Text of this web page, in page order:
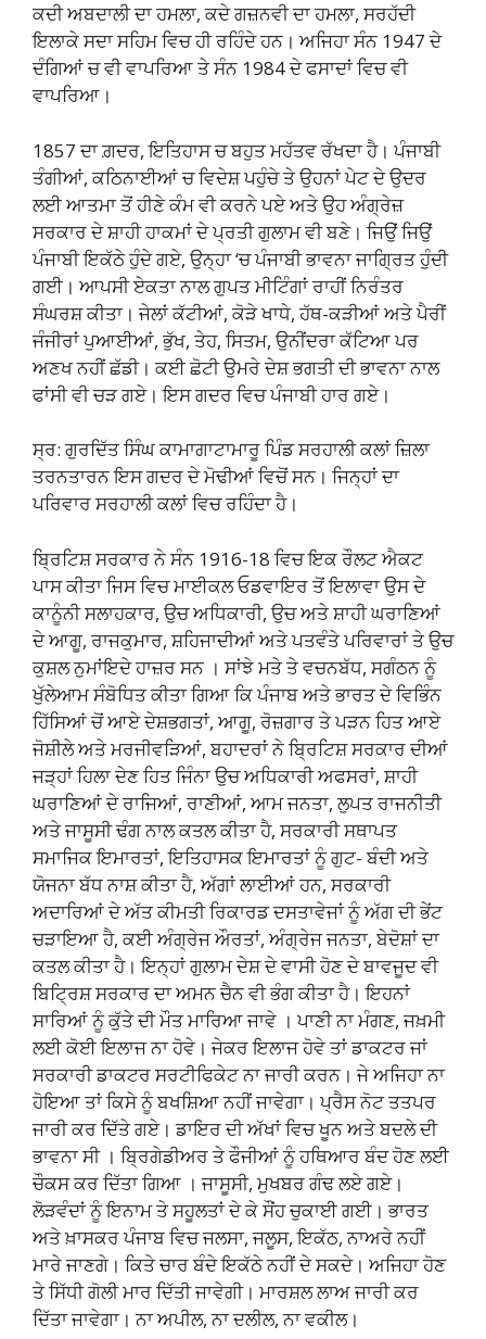
ਕਦੀ ਅਬਦਾਲੀ ਦਾ ਹਮਲਾ, ਕਦੇ ਗਜ਼ਨਵੀ ਦਾ ਹਮਲਾ, ਸਰਹੱਦੀ
ਇਲਾਕੇ ਸਦਾ ਸਹਿਮ ਵਿਚ ਹੀ ਰਹਿੰਦੇ ਹਨ। ਅਜਿਹਾ ਸੰਨ 1947 ਦੇ
ਦੰਗਿਆਂ ਚ ਵੀ ਵਾਪਰਿਆ ਤੇ ਸੰਨ 1984 ਦੇ ਫਸਾਦਾਂ ਵਿਚ ਵੀ
ਵਾਪਰਿਆ।
1857 ਦਾ ਗ਼ਦਰ, ਇਤਿਹਾਸ ਚ ਬਹੁਤ ਮਹੱਤਵ ਰੱਖਦਾ ਹੈ। ਪੰਜਾਬੀ
ਤੰਗੀਆਂ, ਕਠਿਨਾਈਆਂ ਚ ਵਿਦੇਸ਼ ਪਹੁੰਚੇ ਤੇ ਉਹਨਾਂ ਪੇਟ ਦੇ ਉਦਰ
ਲਈ ਆਤਮਾ ਤੋਂ ਹੀਣੇ ਕੰਮ ਵੀ ਕਰਨੇ ਪਏ ਅਤੇ ਉਹ ਅੰਗ੍ਰੇਜ਼
ਸਰਕਾਰ ਦੇ ਸ਼ਾਹੀ ਹਾਕਮਾਂ ਦੇ ਪ੍ਰਤੀ ਗੁਲਾਮ ਵੀ ਬਣੇ। ਜਿਉਂ ਜਿਉਂ
ਪੰਜਾਬੀ ਇਕੱਠੇ ਹੁੰਦੇ ਗਏ, ਉਨ੍ਹਾ ‘ਚ ਪੰਜਾਬੀ ਭਾਵਨਾ ਜਾਗ੍ਰਿਤ ਹੁੰਦੀ
ਗਈ। ਆਪਸੀ ਏਕਤਾ ਨਾਲ ਗੁਪਤ ਮੀਟਿੰਗਾਂ ਰਾਹੀਂ ਨਿਰੰਤਰ
ਸੰਘਰਸ਼ ਕੀਤਾ। ਜੇਲਾਂ ਕੱਟੀਆਂ, ਕੋੜੇ ਖਾਧੇ, ਹੱਥ-ਕੜੀਆਂ ਅਤੇ ਪੈਰੀਂ
ਜੰਜੀਰਾਂ ਪੁਆਈਆਂ, ਭੁੱਖ, ਤੇਹ, ਸਿਤਮ, ਉਨੀਂਦਰਾ ਕੱਟਿਆ ਪਰ
ਅਣਖ ਨਹੀਂ ਛੱਡੀ। ਕਈ ਛੋਟੀ ਉਮਰੇ ਦੇਸ਼ ਭਗਤੀ ਦੀ ਭਾਵਨਾ ਨਾਲ
ਫਾਂਸੀ ਵੀ ਚੜ ਗਏ। ਇਸ ਗਦਰ ਵਿਚ ਪੰਜਾਬੀ ਹਾਰ ਗਏ।
ਸ੍ਰ: ਗੁਰਦਿੱਤ ਸਿੰਘ ਕਾਮਾਗਾਟਾਮਾਰੂ ਪਿੰਡ ਸਰਹਾਲੀ ਕਲਾਂ ਜ਼ਿਲਾ
ਤਰਨਤਾਰਨ ਇਸ ਗਦਰ ਦੇ ਮੋਢੀਆਂ ਵਿਚੋਂ ਸਨ। ਜਿਨ੍ਹਾਂ ਦਾ
ਪਰਿਵਾਰ ਸਰਹਾਲੀ ਕਲਾਂ ਵਿਚ ਰਹਿੰਦਾ ਹੈ।
ਬ੍ਰਿਟਿਸ਼ ਸਰਕਾਰ ਨੇ ਸੰਨ 1916-18 ਵਿਚ ਇਕ ਰੌਲਟ ਐਕਟ
ਪਾਸ ਕੀਤਾ ਜਿਸ ਵਿਚ ਮਾਈਕਲ ਓਡਵਾਇਰ ਤੋਂ ਇਲਾਵਾ ਉਸ ਦੇ
ਕਾਨੂੰਨੀ ਸਲਾਹਕਾਰ, ਉਚ ਅਧਿਕਾਰੀ, ਉਚ ਅਤੇ ਸ਼ਾਹੀ ਘਰਾਣਿਆਂ
ਦੇ ਆਗੂ, ਰਾਜਕੁਮਾਰ, ਸ਼ਹਿਜਾਦੀਆਂ ਅਤੇ ਪਤਵੰਤੇ ਪਰਿਵਾਰਾਂ ਤੇ ਉਚ
ਕੁਸ਼ਲ ਨੁਮਾਂਇਦੇ ਹਾਜ਼ਰ ਸਨ । ਸਾਂਝੇ ਮਤੇ ਤੇ ਵਚਨਬੱਧ, ਸਗੰਠਨ ਨੂੰ
ਖੁੱਲੇਆਮ ਸੰਬੋਧਿਤ ਕੀਤਾ ਗਿਆ ਕਿ ਪੰਜਾਬ ਅਤੇ ਭਾਰਤ ਦੇ ਵਿਭਿੰਨ
ਹਿੱਸਿਆਂ ਚੋਂ ਆਏ ਦੇਸ਼ਭਗਤਾਂ, ਆਗੂ, ਰੋਜ਼ਗਾਰ ਤੇ ਪੜਨ ਹਿਤ ਆਏ
ਜੋਸ਼ੀਲੇ ਅਤੇ ਮਰਜੀਵੜਿਆਂ, ਬਹਾਦਰਾਂ ਨੇ ਬ੍ਰਿਟਿਸ਼ ਸਰਕਾਰ ਦੀਆਂ
ਜੜ੍ਹਾਂ ਹਿਲਾ ਦੇਣ ਹਿਤ ਜਿੰਨਾ ਉਚ ਅਧਿਕਾਰੀ ਅਫਸਰਾਂ, ਸ਼ਾਹੀ
ਘਰਾਣਿਆਂ ਦੇ ਰਾਜਿਆਂ, ਰਾਣੀਆਂ, ਆਮ ਜਨਤਾ, ਲੁਪਤ ਰਾਜਨੀਤੀ
ਅਤੇ ਜਾਸੂਸੀ ਢੰਗ ਨਾਲ ਕਤਲ ਕੀਤਾ ਹੈ, ਸਰਕਾਰੀ ਸਥਾਪਤ
ਸਮਾਜਿਕ ਇਮਾਰਤਾਂ, ਇਤਿਹਾਸਕ ਇਮਾਰਤਾਂ ਨੂੰ ਗੁਟ- ਬੰਦੀ ਅਤੇ
ਯੋਜਨਾ ਬੱਧ ਨਾਸ਼ ਕੀਤਾ ਹੈ, ਅੱਗਾਂ ਲਾਈਆਂ ਹਨ, ਸਰਕਾਰੀ
ਅਦਾਰਿਆਂ ਦੇ ਅੱਤ ਕੀਮਤੀ ਰਿਕਾਰਡ ਦਸਤਾਵੇਜਾਂ ਨੂੰ ਅੱਗ ਦੀ ਭੇਂਟ
ਚੜਾਇਆ ਹੈ, ਕਈ ਅੰਗ੍ਰੇਜ ਔਰਤਾਂ, ਅੰਗ੍ਰੇਜ ਜਨਤਾ, ਬੇਦੋਸ਼ਾਂ ਦਾ
ਕਤਲ ਕੀਤਾ ਹੈ। ਇਨ੍ਹਾਂ ਗੁਲਾਮ ਦੇਸ਼ ਦੇ ਵਾਸੀ ਹੋਣ ਦੇ ਬਾਵਜੂਦ ਵੀ
ਬਿਟ੍ਰਿਸ਼ ਸਰਕਾਰ ਦਾ ਅਮਨ ਚੈਨ ਵੀ ਭੰਗ ਕੀਤਾ ਹੈ। ਇਹਨਾਂ
ਸਾਰਿਆਂ ਨੂੰ ਕੁੱਤੇ ਦੀ ਮੌਤ ਮਾਰਿਆ ਜਾਵੇ । ਪਾਣੀ ਨਾ ਮੰਗਣ, ਜਖ਼ਮੀ
ਲਈ ਕੋਈ ਇਲਾਜ ਨਾ ਹੋਵੇ। ਜੇਕਰ ਇਲਾਜ ਹੋਵੇ ਤਾਂ ਡਾਕਟਰ ਜਾਂ
ਸਰਕਾਰੀ ਡਾਕਟਰ ਸਰਟੀਫਿਕੇਟ ਨਾ ਜਾਰੀ ਕਰਨ। ਜੇ ਅਜਿਹਾ ਨਾ
ਹੋਇਆ ਤਾਂ ਕਿਸੇ ਨੂੰ ਬਖਸ਼ਿਆ ਨਹੀਂ ਜਾਵੇਗਾ। ਪ੍ਰੈਸ ਨੋਟ ਤਤਪਰ
ਜਾਰੀ ਕਰ ਦਿੱਤੇ ਗਏ। ਡਾਇਰ ਦੀ ਅੱਖਾਂ ਵਿਚ ਖੂਨ ਅਤੇ ਬਦਲੇ ਦੀ
ਭਾਵਨਾ ਸੀ । ਬ੍ਰਿਗੇਡੀਅਰ ਤੇ ਫੌਜੀਆਂ ਨੂੰ ਹਥਿਆਰ ਬੰਦ ਹੋਣ ਲਈ
ਚੌਕਸ ਕਰ ਦਿੱਤਾ ਗਿਆ । ਜਾਸੂਸੀ, ਮੁਖਬਰ ਗੰਢ ਲਏ ਗਏ।
ਲੋੜਵੰਦਾਂ ਨੂੰ ਇਨਾਮ ਤੇ ਸਹੂਲਤਾਂ ਦੇ ਕੇ ਸੌਂਹ ਚੁਕਾਈ ਗਈ। ਭਾਰਤ
ਅਤੇ ਖ਼ਾਸਕਰ ਪੰਜਾਬ ਵਿਚ ਜਲਸਾ, ਜਲੂਸ, ਇਕੱਠ, ਨਾਅਰੇ ਨਹੀਂ
ਮਾਰੇ ਜਾਣਗੇ। ਕਿਤੇ ਚਾਰ ਬੰਦੇ ਇਕੱਠੇ ਨਹੀਂ ਦੇ ਸਕਦੇ। ਅਜਿਹਾ ਹੋਣ
ਤੇ ਸਿੱਧੀ ਗੋਲੀ ਮਾਰ ਦਿੱਤੀ ਜਾਵੇਗੀ। ਮਾਰਸ਼ਲ ਲਾਅ ਜਾਰੀ ਕਰ
ਦਿੱਤਾ ਜਾਵੇਗਾ। ਨਾ ਅਪੀਲ, ਨਾ ਦਲੀਲ, ਨਾ ਵਕੀਲ।